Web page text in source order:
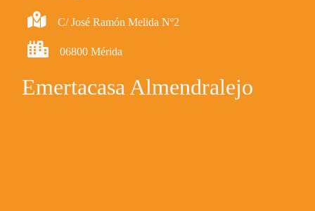
C/ José Ramón Melida Nº2
06800 Mérida
Emertacasa Almendralejo